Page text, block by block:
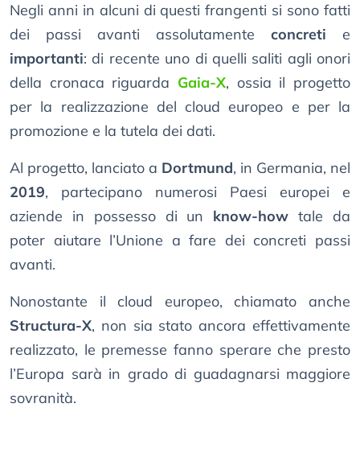
Negli anni in alcuni di questi frangenti si sono fatti
dei passi avanti assolutamente concreti e
importanti: di recente uno di quelli saliti agli onori
della cronaca riguarda Gaia-X, ossia il progetto
per la realizzazione del cloud europeo e per la
promozione e la tutela dei dati.
Al progetto, lanciato a Dortmund, in Germania, nel
2019, partecipano numerosi Paesi europei e
aziende in possesso di un know-how tale da
poter aiutare l’Unione a fare dei concreti passi
avanti.
Nonostante il cloud europeo, chiamato anche
Structura-X, non sia stato ancora effettivamente
realizzato, le premesse fanno sperare che presto
l’Europa sarà in grado di guadagnarsi maggiore
sovranità.